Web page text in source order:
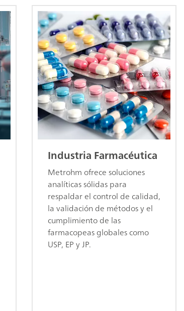
Industria Farmacéutica
Metrohm ofrece soluciones
analíticas sólidas para
respaldar el control de calidad,
la validación de métodos y el
cumplimiento de las
farmacopeas globales como
USP, EP y JP.